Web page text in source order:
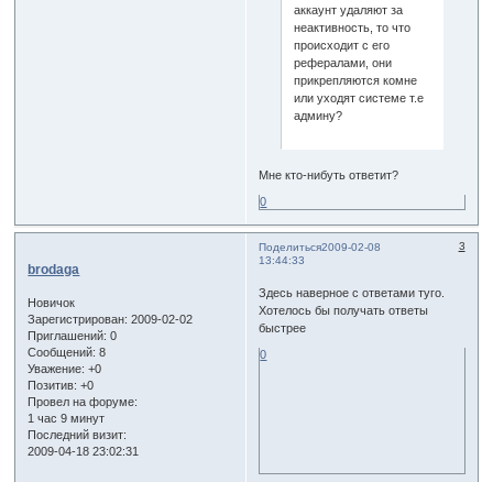
аккаунт удаляют за
неактивность, то что
происходит с его
рефералами, они
прикрепляются комне
или уходят системе т.е
админу?
Мне кто-нибуть ответит?
0
Поделиться 3
2009-02-08
13:44:33
brodaga
Новичок
Зарегистрирован: 2009-02-02
Приглашений: 0
Сообщений: 8
Уважение: +0
Позитив: +0
Провел на форуме:
1 час 9 минут
Последний визит:
2009-04-18 23:02:31
Здесь наверное с ответами туго.
Хотелось бы получать ответы
быстрее
0